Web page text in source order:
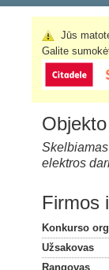
Jūs
Galite
elektros
Firmos
Konkurso
Užsakovas
Rangovas